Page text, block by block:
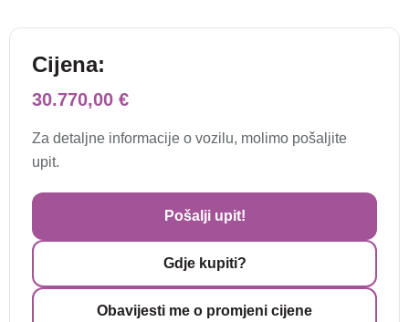
Cijena:
30.770,00 €
Za detaljne informacije o vozilu, molimo pošaljite
upit.
Pošalji upit!
Gdje kupiti?
Obavijesti me o promjeni cijene